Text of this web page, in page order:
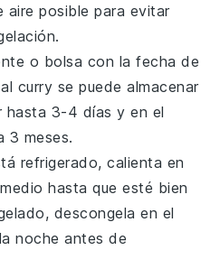
aire posible para evitar
o bolsa con la fecha de
curry se puede almacenar
hasta 3-4 días y en el
3 meses.
refrigerado, calienta en
hasta que esté bien
descongela en el
noche antes de